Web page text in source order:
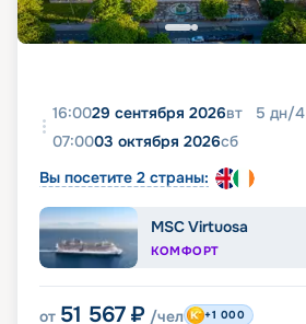
16:0029 сентября 2026вт 5 дн/4
07:0003 октября 2026сб
Вы посетите 2 страны:
MSC Virtuosa
КОМФОРТ
от 51 567 ₽ /чел +1 000